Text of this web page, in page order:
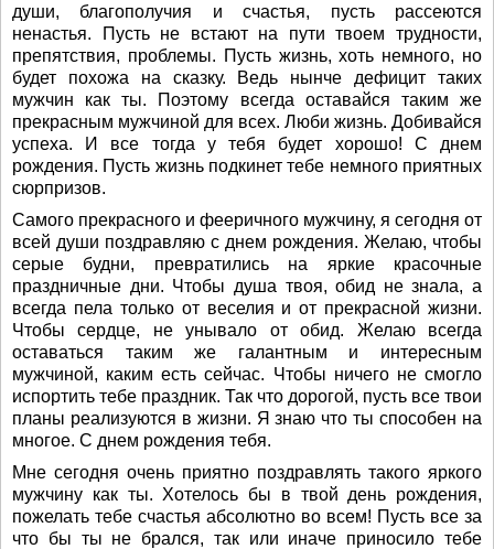
души, благополучия и счастья, пусть рассеются
ненастья. Пусть не встают на пути твоем трудности,
препятствия, проблемы. Пусть жизнь, хоть немного, но
будет похожа на сказку. Ведь нынче дефицит таких
мужчин как ты. Поэтому всегда оставайся таким же
прекрасным мужчиной для всех. Люби жизнь. Добивайся
успеха. И все тогда у тебя будет хорошо! С днем
рождения. Пусть жизнь подкинет тебе немного приятных
сюрпризов.
Самого прекрасного и фееричного мужчину, я сегодня от
всей души поздравляю с днем рождения. Желаю, чтобы
серые будни, превратились на яркие красочные
праздничные дни. Чтобы душа твоя, обид не знала, а
всегда пела только от веселия и от прекрасной жизни.
Чтобы сердце, не унывало от обид. Желаю всегда
оставаться таким же галантным и интересным
мужчиной, каким есть сейчас. Чтобы ничего не смогло
испортить тебе праздник. Так что дорогой, пусть все твои
планы реализуются в жизни. Я знаю что ты способен на
многое. С днем рождения тебя.
Мне сегодня очень приятно поздравлять такого яркого
мужчину как ты. Хотелось бы в твой день рождения,
пожелать тебе счастья абсолютно во всем! Пусть все за
что бы ты не брался, так или иначе приносило тебе